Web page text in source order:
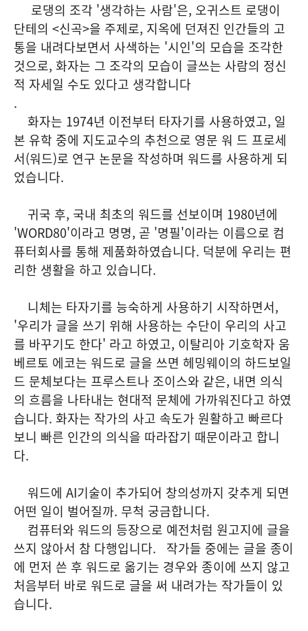
로댕의 조각 '생각하는 사람'은, 오귀스트 로댕이
단테의 <신곡>을 주제로, 지옥에 던져진 인간들의 고
통을 내려다보면서 사색하는 '시인'의 모습을 조각한
것으로, 화자는 그 조각의 모습이 글쓰는 사람의 정신
적 자세일 수도 있다고 생각합니다
.
화자는 1974년 이전부터 타자기를 사용하였고, 일
본 유학 중에 지도교수의 추천으로 영문 워 드 프로세
서(워드)로 연구 논문을 작성하며 워드를 사용하게 되
었습니다.
귀국 후, 국내 최초의 워드를 선보이며 1980년에
'WORD80'이라고 명명, 곧 '명필'이라는 이름으로 컴
퓨터회사를 통해 제품화하였습니다. 덕분에 우리는 편
리한 생활을 하고 있습니다.
니체는 타자기를 능숙하게 사용하기 시작하면서,
'우리가 글을 쓰기 위해 사용하는 수단이 우리의 사고
를 바꾸기도 한다' 라고 하였고, 이탈리아 기호학자 움
베르토 에코는 워드로 글을 쓰면 헤밍웨이의 하드보일
드 문체보다는 프루스트나 조이스와 같은, 내면 의식
의 흐름을 나타내는 현대적 문체에 가까워진다고 하였
습니다. 화자는 작가의 사고 속도가 원활하고 빠르다
보니 빠른 인간의 의식을 따라잡기 때문이라고 합니
다.
워드에 AI기술이 추가되어 창의성까지 갖추게 되면
어떤 일이 벌어질까. 무척 궁금합니다.
컴퓨터와 워드의 등장으로 예전처럼 원고지에 글을
쓰지 않아서 참 다행입니다. 작가들 중에는 글을 종이
에 먼저 쓴 후 워드로 옮기는 경우와 종이에 쓰지 않고
처음부터 바로 워드로 글을 써 내려가는 작가들이 있
습니다.